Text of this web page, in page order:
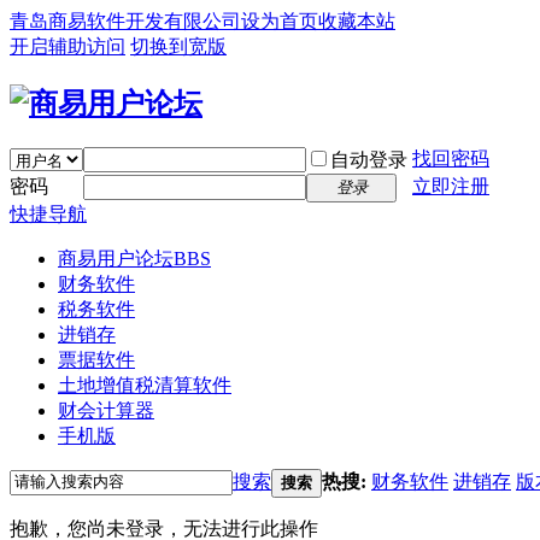
青岛商易软件开发有限公司 设为首页收藏本站
开启辅助访问 切换到宽版
自动登录 找回密码
密码
登录
立即注册
快捷导航
商易用户论坛BBS
财务软件
税务软件
进销存
票据软件
土地增值税清算软件
财会计算器
手机版
搜索 搜索 热搜: 财务软件 进销存 版
抱歉，您尚未登录，无法进行此操作